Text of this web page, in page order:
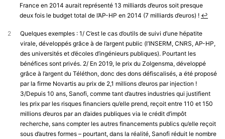
France en 2014 aurait représenté 13 milliards d’euros soit presque
deux fois le budget total de l’AP-HP en 2014 (7 milliards d’euros) ! ↩︎
2
Quelques exemples : 1/ C’est le cas d’outils de suivi d’une hépatite
virale, développés grâce à de l’argent public (l’INSERM, CNRS, AP-HP,
des universités et d’écoles d’ingénieurs publiques). Pourtant les
bénéfices sont privés. 2/ En 2019, le prix du Zolgensma, développé
grâce à l’argent du Téléthon, donc des dons défiscalisés, a été proposé
par la firme Novartis au prix de 2,1 millions d’euros par injection !
3/Depuis 10 ans, Sanofi, comme tant d’autres industries qui justifient
les prix par les risques financiers qu’elle prend, reçoit entre 110 et 150
millions d’euros par an d’aides publiques via le crédit d’impôt
recherche, sans compter les autres financements publics qu’elle reçoit
sous d’autres formes – pourtant, dans la réalité, Sanofi réduit le nombre